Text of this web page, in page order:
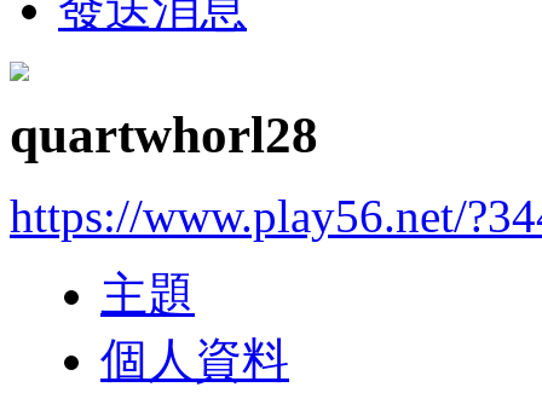
quartwhorl28
https://www.play56.net/
主題
個人資料